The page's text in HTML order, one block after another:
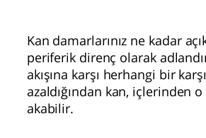
Kan damarlarınız ne kadar
periferik direnç olarak
akışına karşı herhangi bir
azaldığından kan, içlerinden
akabilir.